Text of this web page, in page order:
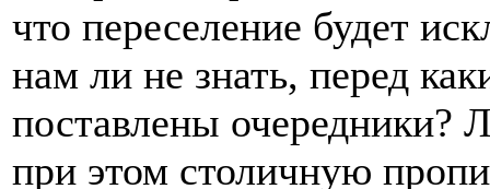
что переселение будет
нам ли не знать, перед
поставлены очередники?
при этом столичную